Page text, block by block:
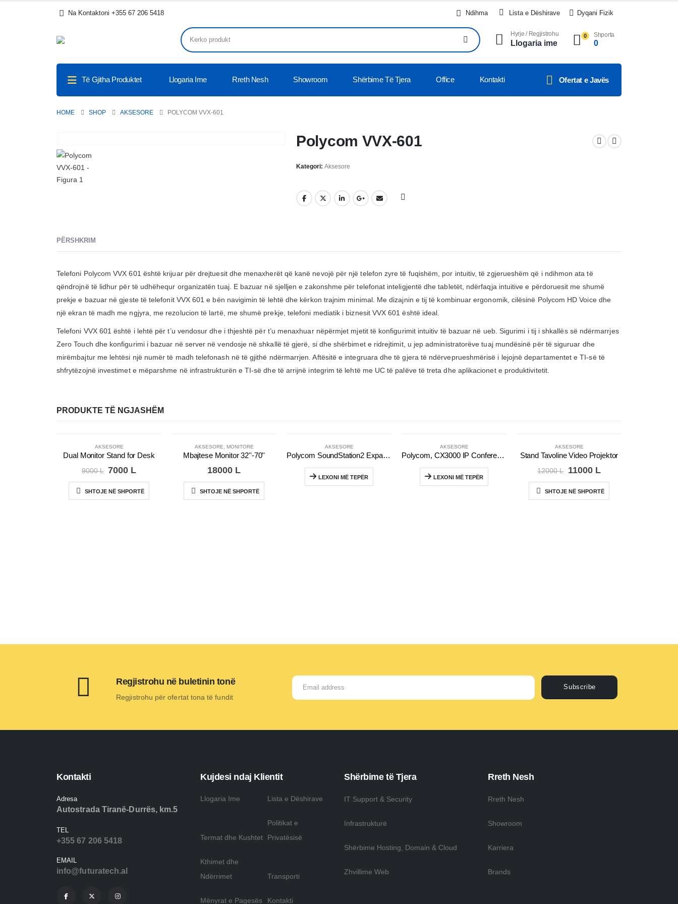
Na Kontaktoni +355 67 206 5418 Ndihma Lista e Dëshirave Dyqani Fizik
Hyrje / Regjistrohu
Llogaria ime
0 Shporta
0
Të Gjitha Produktet Llogaria Ime Rreth Nesh Showroom Shërbime Të Tjera Office Kontakti Ofertat e Javës
HOME SHOP AKSESORE POLYCOM VVX-601
Polycom VVX-601
Kategori: Aksesore
PËRSHKRIM
Telefoni Polycom VVX 601 është krijuar për drejtuesit dhe menaxherët që kanë nevojë për një telefon zyre të fuqishëm, por intuitiv, të zgjerueshëm që i ndihmon ata të
qëndrojnë të lidhur për të udhëhequr organizatën tuaj. E bazuar në sjelljen e zakonshme për telefonat inteligjentë dhe tabletët, ndërfaqja intuitive e përdoruesit me shumë
prekje e bazuar në gjeste të telefonit VVX 601 e bën navigimin të lehtë dhe kërkon trajnim minimal. Me dizajnin e tij të kombinuar ergonomik, cilësinë Polycom HD Voice dhe
një ekran të madh me ngjyra, me rezolucion të lartë, me shumë prekje, telefoni mediatik i biznesit VVX 601 është ideal.
Telefoni VVX 601 është i lehtë për t’u vendosur dhe i thjeshtë për t’u menaxhuar nëpërmjet mjetit të konfigurimit intuitiv të bazuar në ueb. Sigurimi i tij i shkallës së ndërmarrjes
Zero Touch dhe konfigurimi i bazuar në server në vendosje në shkallë të gjerë, si dhe shërbimet e ridrejtimit, u jep administratorëve tuaj mundësinë për të siguruar dhe
mirëmbajtur me lehtësi një numër të madh telefonash në të gjithë ndërmarrjen. Aftësitë e integruara dhe të gjera të ndërveprueshmërisë i lejojnë departamentet e TI-së të
shfrytëzojnë investimet e mëparshme në infrastrukturën e TI-së dhe të arrijnë integrim të lehtë me UC të palëve të treta dhe aplikacionet e produktivitetit.
PRODUKTE TË NGJASHËM
AKSESORE
Dual Monitor Stand for Desk
9000L Çmimi
qe:
9000 L.
7000 LÇmimi
tanishëm
është:
SHTOJE NË SHPORTË
AKSESORE, MONITORE
Mbajtese Monitor 32''-70''
18000 L
SHTOJE NË SHPORTË
AKSESORE
Polycom SoundStation2 Expandable Conference Phone PN 2201-15100-601
LEXONI MË TEPËR
AKSESORE
Polycom, CX3000 IP Conference Phone, PN 2201-15810-001
LEXONI MË TEPËR
AKSESORE
Stand Tavoline Video Projektor
12000L Çmimi
qe:
12000 L.
11000 LÇmimi
tanishëm
është:
SHTOJE NË SHPORTË
Subscribe
Regjistrohu në buletinin tonë
Regjistrohu për ofertat tona të fundit
Kontakti
Adresa
Autostrada Tiranë-Durrës, km.5
TEL
+355 67 206 5418
EMAIL
info@futuratech.al
Kujdesi ndaj Klientit
Llogaria Ime Lista e Dëshirave
Termat dhe Kushtet
Politikat e
Privatësisë
Kthimet dhe
Ndërrimet
Transporti
Mënyrat e Pagesës Kontakti
Shërbime të Tjera
IT Support & Security
Infrastrukturë
Shërbime Hosting, Domain & Cloud
Zhvillime Web
Rreth Nesh
Rreth Nesh
Showroom
Karriera
Brands